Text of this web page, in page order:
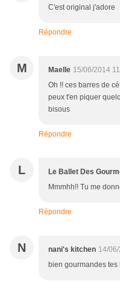
C'est original j'adore
Répondre
M Maelle 15/06/2014
Oh !! ces barres de
peux t'en piquer
bisous
Répondre
L Le Ballet Des
Mmmhh!! Tu me
Répondre
N nani's kitchen 14/
bien gourmandes